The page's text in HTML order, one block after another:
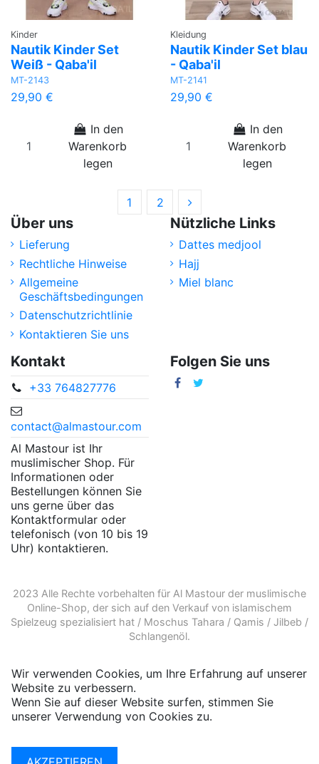
Kinder
Nautik Kinder Set
Weiß - Qaba'il
MT-2143
29,90 €
In den
Warenkorb
legen
Kleidung
Nautik Kinder Set blau
- Qaba'il
MT-2141
29,90 €
In den
Warenkorb
legen
1 2
Über uns
Lieferung
Rechtliche Hinweise
Allgemeine
Geschäftsbedingungen
Datenschutzrichtlinie
Kontaktieren Sie uns
Nützliche Links
Dattes medjool
Hajj
Miel blanc
Kontakt
+33 764827776
contact@almastour.com
Al Mastour ist Ihr
muslimischer Shop. Für
Informationen oder
Bestellungen können Sie
uns gerne über das
Kontaktformular oder
telefonisch (von 10 bis 19
Uhr) kontaktieren.
Folgen Sie uns
2023 Alle Rechte vorbehalten für Al Mastour der muslimische
Online-Shop, der sich auf den Verkauf von islamischem
Spielzeug spezialisiert hat / Moschus Tahara / Qamis / Jilbeb /
Schlangenöl.
Wir verwenden Cookies, um Ihre Erfahrung auf unserer
Website zu verbessern.
Wenn Sie auf dieser Website surfen, stimmen Sie
unserer Verwendung von Cookies zu.